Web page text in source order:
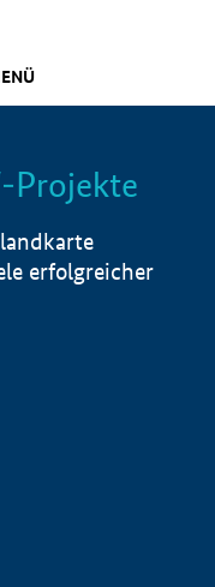
Info
Projekte
erfolgreicher